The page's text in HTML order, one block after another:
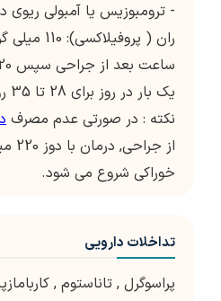
- ترومبوزیس یا آمبولی
یک بار در روز برای 28 تا 35 روز.
نکته : در صورتی عدم مصرف
از
خوراکی شروع می شود.
تداخلات دارویی
پراسوگرل , تاناستوم ,